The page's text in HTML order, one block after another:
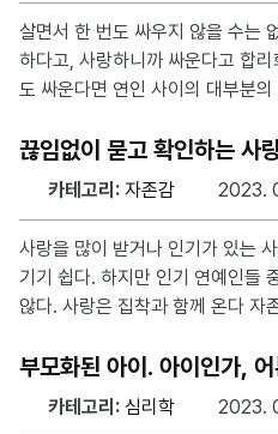
행복해지고 싶다 vs 불행해지지 않고 싶다 사람들이 목
이루려고 노력할 때, 원하는 것을
을 피하려는 사람들이 있다. 전자
살면서 한 번도 싸우지 않을 수는
하다고, 사랑하니까 싸운다고 합리화해서
도 싸운다면 연인 사이의 대부분의 갈등은 서로 다른 의사소통 방식
연인들은 3~6개월 정도가 지나면
타협을 이루지 못한 커플은 헤어
커플은 서로를 비난하거나 공격하
뿐이다. 이겼다 하더라도, 이긴 상대
진짜 이유가 따로 있다 자신을 믿지 못하는 사람은 연애나 사랑에
대해서도 자신이 판단을 내리기 어
끊임없이 묻고 확인하는 사
카테고리: 자존감 2023.
사랑을 많이 받거나 인기가 있는
기기 쉽다. 하지만 인기 연예인들
않다. 사랑은 집착과 함께 온다 자존감이 낮은 사람들은 사랑에 대
이 더 떨어지는 악순환에 빠진다.
격렬하게 다투고, 싸우며 화해하
자존감이 더 떨어지는 경향이 있다. 사랑한다며, 어떻게 그럴 수
부모화된 아이. 아이인가,
카테고리: 심리학 2023.